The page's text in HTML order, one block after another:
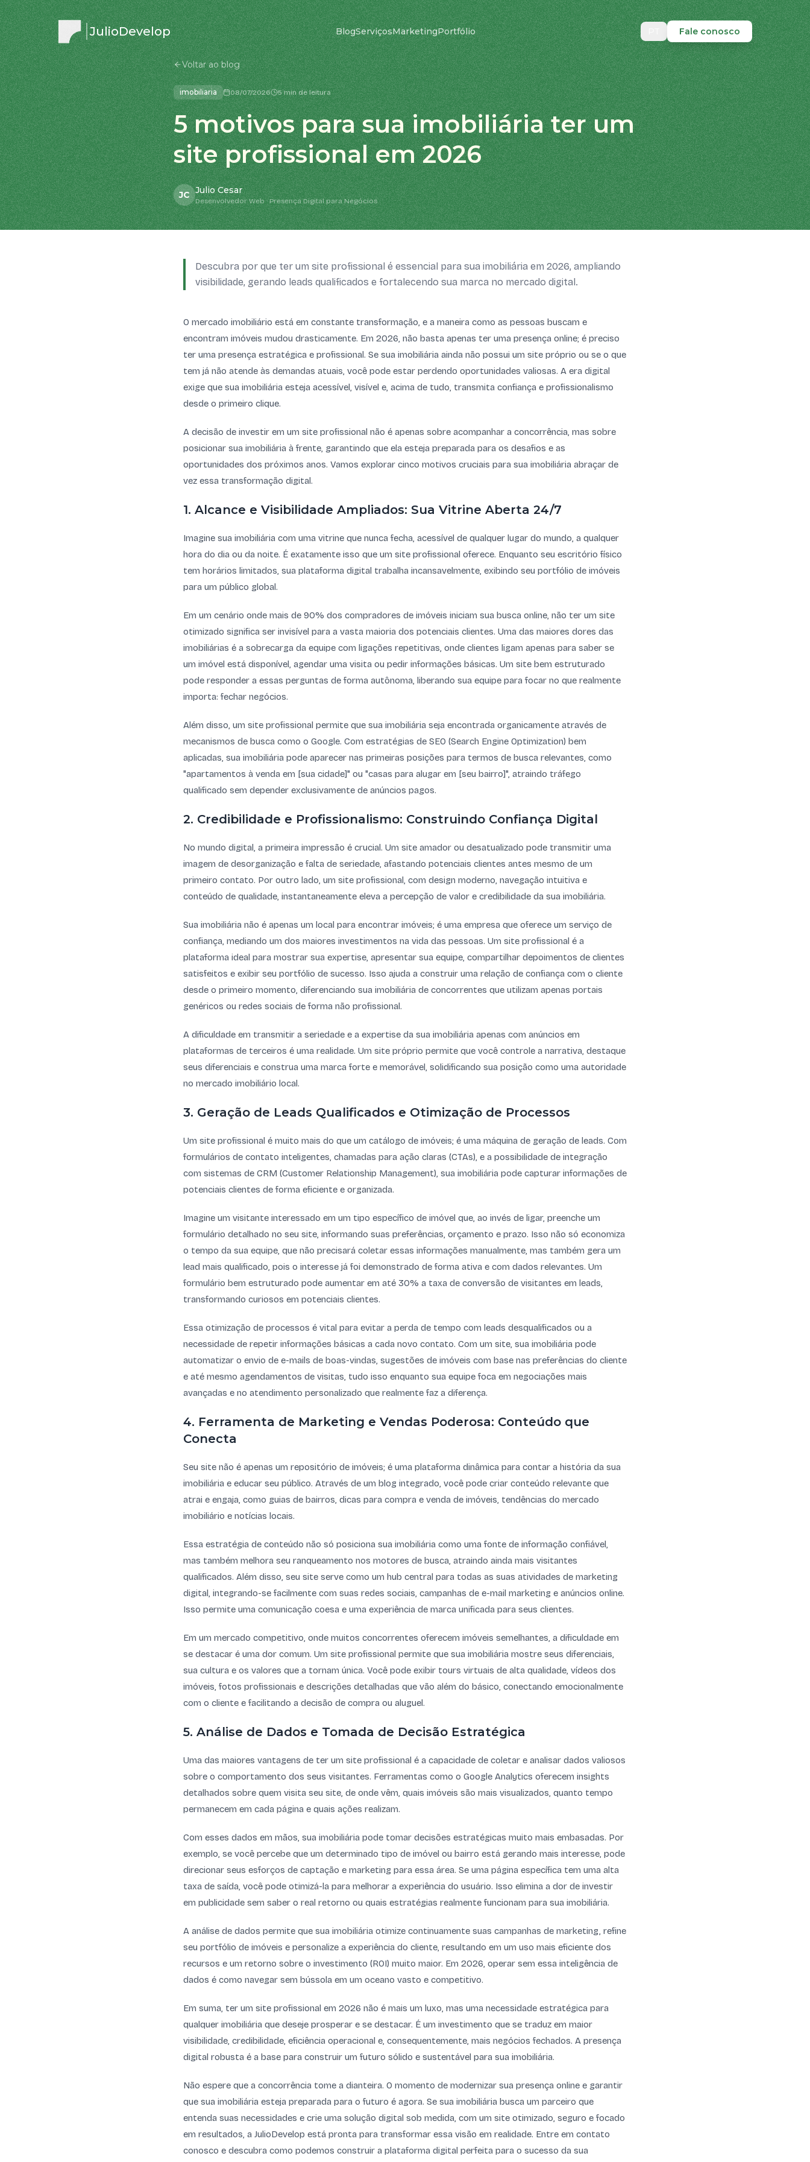
JulioDevelop BlogServiçosMarketingPortfólio Fale conosco
Voltar ao blog
imobiliaria 08/07/2026 5 min de leitura
5 motivos para sua imobiliária ter um
site profissional em 2026
JC Julio Cesar
Desenvolvedor Web · Presença Digital para Negócios
Descubra por que ter um site profissional é essencial para sua imobiliária em 2026, ampliando
visibilidade, gerando leads qualificados e fortalecendo sua marca no mercado digital.
O mercado imobiliário está em constante transformação, e a maneira como as pessoas buscam e
encontram imóveis mudou drasticamente. Em 2026, não basta apenas ter uma presença online; é preciso
ter uma presença estratégica e profissional. Se sua imobiliária ainda não possui um site próprio ou se o que
tem já não atende às demandas atuais, você pode estar perdendo oportunidades valiosas. A era digital
exige que sua imobiliária esteja acessível, visível e, acima de tudo, transmita confiança e profissionalismo
desde o primeiro clique.
A decisão de investir em um site profissional não é apenas sobre acompanhar a concorrência, mas sobre
posicionar sua imobiliária à frente, garantindo que ela esteja preparada para os desafios e as
oportunidades dos próximos anos. Vamos explorar cinco motivos cruciais para sua imobiliária abraçar de
vez essa transformação digital.
1. Alcance e Visibilidade Ampliados: Sua Vitrine Aberta 24/7
Imagine sua imobiliária com uma vitrine que nunca fecha, acessível de qualquer lugar do mundo, a qualquer
hora do dia ou da noite. É exatamente isso que um site profissional oferece. Enquanto seu escritório físico
tem horários limitados, sua plataforma digital trabalha incansavelmente, exibindo seu portfólio de imóveis
para um público global.
Em um cenário onde mais de 90% dos compradores de imóveis iniciam sua busca online, não ter um site
otimizado significa ser invisível para a vasta maioria dos potenciais clientes. Uma das maiores dores das
imobiliárias é a sobrecarga da equipe com ligações repetitivas, onde clientes ligam apenas para saber se
um imóvel está disponível, agendar uma visita ou pedir informações básicas. Um site bem estruturado
pode responder a essas perguntas de forma autônoma, liberando sua equipe para focar no que realmente
importa: fechar negócios.
Além disso, um site profissional permite que sua imobiliária seja encontrada organicamente através de
mecanismos de busca como o Google. Com estratégias de SEO (Search Engine Optimization) bem
aplicadas, sua imobiliária pode aparecer nas primeiras posições para termos de busca relevantes, como
"apartamentos à venda em [sua cidade]" ou "casas para alugar em [seu bairro]", atraindo tráfego
qualificado sem depender exclusivamente de anúncios pagos.
2. Credibilidade e Profissionalismo: Construindo Confiança Digital
No mundo digital, a primeira impressão é crucial. Um site amador ou desatualizado pode transmitir uma
imagem de desorganização e falta de seriedade, afastando potenciais clientes antes mesmo de um
primeiro contato. Por outro lado, um site profissional, com design moderno, navegação intuitiva e
conteúdo de qualidade, instantaneamente eleva a percepção de valor e credibilidade da sua imobiliária.
Sua imobiliária não é apenas um local para encontrar imóveis; é uma empresa que oferece um serviço de
confiança, mediando um dos maiores investimentos na vida das pessoas. Um site profissional é a
plataforma ideal para mostrar sua expertise, apresentar sua equipe, compartilhar depoimentos de clientes
satisfeitos e exibir seu portfólio de sucesso. Isso ajuda a construir uma relação de confiança com o cliente
desde o primeiro momento, diferenciando sua imobiliária de concorrentes que utilizam apenas portais
genéricos ou redes sociais de forma não profissional.
A dificuldade em transmitir a seriedade e a expertise da sua imobiliária apenas com anúncios em
plataformas de terceiros é uma realidade. Um site próprio permite que você controle a narrativa, destaque
seus diferenciais e construa uma marca forte e memorável, solidificando sua posição como uma autoridade
no mercado imobiliário local.
3. Geração de Leads Qualificados e Otimização de Processos
Um site profissional é muito mais do que um catálogo de imóveis; é uma máquina de geração de leads. Com
formulários de contato inteligentes, chamadas para ação claras (CTAs), e a possibilidade de integração
com sistemas de CRM (Customer Relationship Management), sua imobiliária pode capturar informações de
potenciais clientes de forma eficiente e organizada.
Imagine um visitante interessado em um tipo específico de imóvel que, ao invés de ligar, preenche um
formulário detalhado no seu site, informando suas preferências, orçamento e prazo. Isso não só economiza
o tempo da sua equipe, que não precisará coletar essas informações manualmente, mas também gera um
lead mais qualificado, pois o interesse já foi demonstrado de forma ativa e com dados relevantes. Um
formulário bem estruturado pode aumentar em até 30% a taxa de conversão de visitantes em leads,
transformando curiosos em potenciais clientes.
Essa otimização de processos é vital para evitar a perda de tempo com leads desqualificados ou a
necessidade de repetir informações básicas a cada novo contato. Com um site, sua imobiliária pode
automatizar o envio de e-mails de boas-vindas, sugestões de imóveis com base nas preferências do cliente
e até mesmo agendamentos de visitas, tudo isso enquanto sua equipe foca em negociações mais
avançadas e no atendimento personalizado que realmente faz a diferença.
4. Ferramenta de Marketing e Vendas Poderosa: Conteúdo que
Conecta
Seu site não é apenas um repositório de imóveis; é uma plataforma dinâmica para contar a história da sua
imobiliária e educar seu público. Através de um blog integrado, você pode criar conteúdo relevante que
atrai e engaja, como guias de bairros, dicas para compra e venda de imóveis, tendências do mercado
imobiliário e notícias locais.
Essa estratégia de conteúdo não só posiciona sua imobiliária como uma fonte de informação confiável,
mas também melhora seu ranqueamento nos motores de busca, atraindo ainda mais visitantes
qualificados. Além disso, seu site serve como um hub central para todas as suas atividades de marketing
digital, integrando-se facilmente com suas redes sociais, campanhas de e-mail marketing e anúncios online.
Isso permite uma comunicação coesa e uma experiência de marca unificada para seus clientes.
Em um mercado competitivo, onde muitos concorrentes oferecem imóveis semelhantes, a dificuldade em
se destacar é uma dor comum. Um site profissional permite que sua imobiliária mostre seus diferenciais,
sua cultura e os valores que a tornam única. Você pode exibir tours virtuais de alta qualidade, vídeos dos
imóveis, fotos profissionais e descrições detalhadas que vão além do básico, conectando emocionalmente
com o cliente e facilitando a decisão de compra ou aluguel.
5. Análise de Dados e Tomada de Decisão Estratégica
Uma das maiores vantagens de ter um site profissional é a capacidade de coletar e analisar dados valiosos
sobre o comportamento dos seus visitantes. Ferramentas como o Google Analytics oferecem insights
detalhados sobre quem visita seu site, de onde vêm, quais imóveis são mais visualizados, quanto tempo
permanecem em cada página e quais ações realizam.
Com esses dados em mãos, sua imobiliária pode tomar decisões estratégicas muito mais embasadas. Por
exemplo, se você percebe que um determinado tipo de imóvel ou bairro está gerando mais interesse, pode
direcionar seus esforços de captação e marketing para essa área. Se uma página específica tem uma alta
taxa de saída, você pode otimizá-la para melhorar a experiência do usuário. Isso elimina a dor de investir
em publicidade sem saber o real retorno ou quais estratégias realmente funcionam para sua imobiliária.
A análise de dados permite que sua imobiliária otimize continuamente suas campanhas de marketing, refine
seu portfólio de imóveis e personalize a experiência do cliente, resultando em um uso mais eficiente dos
recursos e um retorno sobre o investimento (ROI) muito maior. Em 2026, operar sem essa inteligência de
dados é como navegar sem bússola em um oceano vasto e competitivo.
Em suma, ter um site profissional em 2026 não é mais um luxo, mas uma necessidade estratégica para
qualquer imobiliária que deseje prosperar e se destacar. É um investimento que se traduz em maior
visibilidade, credibilidade, eficiência operacional e, consequentemente, mais negócios fechados. A presença
digital robusta é a base para construir um futuro sólido e sustentável para sua imobiliária.
Não espere que a concorrência tome a dianteira. O momento de modernizar sua presença online e garantir
que sua imobiliária esteja preparada para o futuro é agora. Se sua imobiliária busca um parceiro que
entenda suas necessidades e crie uma solução digital sob medida, com um site otimizado, seguro e focado
em resultados, a JulioDevelop está pronta para transformar essa visão em realidade. Entre em contato
conosco e descubra como podemos construir a plataforma digital perfeita para o sucesso da sua